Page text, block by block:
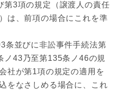
3項の規定（譲渡人の責任
は、前項の場合にこれを準
並びに非訟事件手続法第
ノ43乃至第135条ノ46の規
社が第1項の規定の適用を
をなさしめる場合に、これ